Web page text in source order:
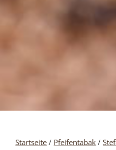
Startseite / Pfeifentabak /